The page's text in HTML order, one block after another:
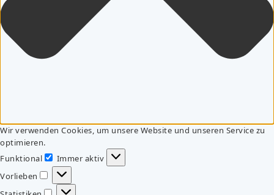
Wir verwenden Cookies, um unsere Website und unseren Service zu
optimieren.
Funktional
Funktional
Immer aktiv
Vorlieben
Vorlieben